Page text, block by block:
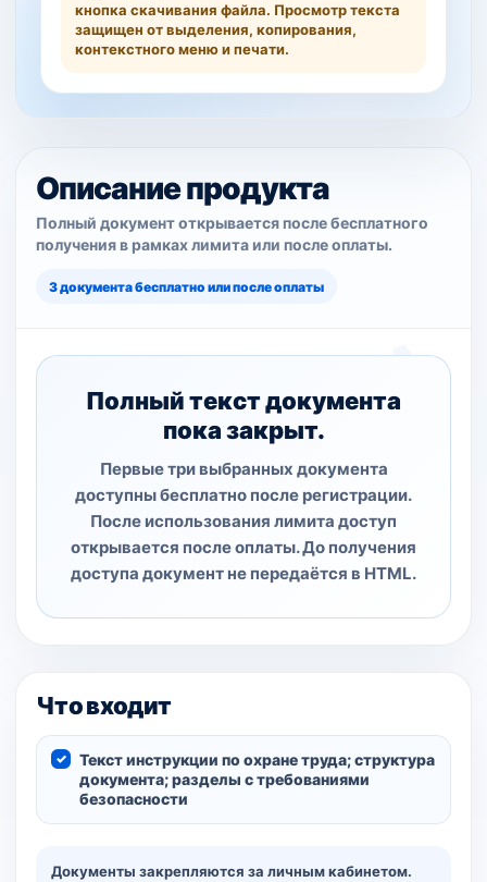
кнопка скачивания файла. Просмотр текста
защищен от выделения, копирования,
контекстного меню и печати.
Описание продукта
Полный документ открывается после бесплатного
получения в рамках лимита или после оплаты.
3 документа бесплатно или после оплаты
Полный текст документа
пока закрыт.
Первые три выбранных документа
доступны бесплатно после регистрации.
После использования лимита доступ
открывается после оплаты. До получения
доступа документ не передаётся в HTML.
Что входит
Текст инструкции по охране труда; структура
документа; разделы с требованиями
безопасности
Документы закрепляются за личным кабинетом.